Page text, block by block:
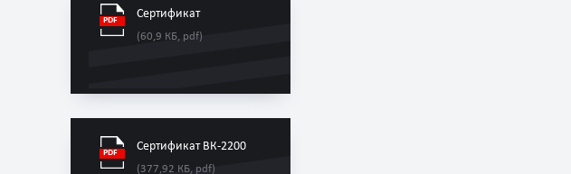
Сертификат
(60,9 КБ, pdf)
Сертификат ВК-2200
(377,92 КБ, pdf)